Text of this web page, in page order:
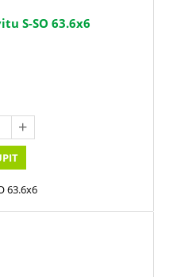
S-SO 63.6x6
63.6x6